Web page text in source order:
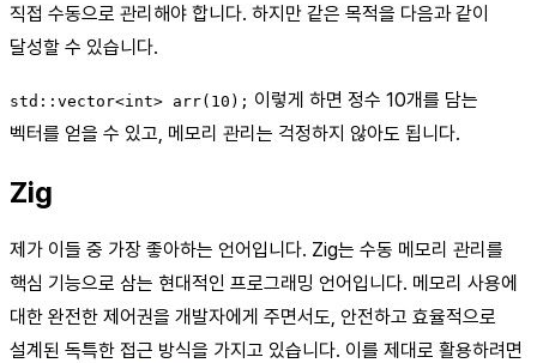
직접 수동으로 관리해야 합니다. 하지만 같은 목적을 다음과 같이
달성할 수 있습니다.
std::vector<int> arr(10); 이렇게 하면 정수 10개를 담는
벡터를 얻을 수 있고, 메모리 관리는 걱정하지 않아도 됩니다.
Zig
제가 이들 중 가장 좋아하는 언어입니다. Zig는 수동 메모리 관리를
핵심 기능으로 삼는 현대적인 프로그래밍 언어입니다. 메모리 사용에
대한 완전한 제어권을 개발자에게 주면서도, 안전하고 효율적으로
설계된 독특한 접근 방식을 가지고 있습니다. 이를 제대로 활용하려면